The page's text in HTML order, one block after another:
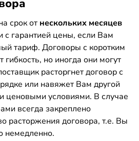
срок от нескольких месяцев
с гарантией цены, если Вам
тариф. Договоры с коротким
но иногда они могут
расторгнет договор с
или навяжет Вам другой
ценовыми условиями. В случае
всегда закреплено
расторжения договора, т.е. Вы
немедленно.